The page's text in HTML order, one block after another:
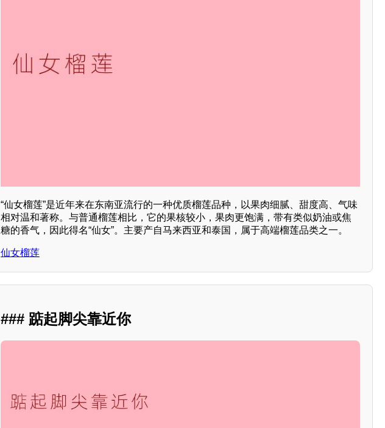
“仙女榴莲”是近年来在东南亚流行的一种优质榴莲品种，以果肉细腻、甜度高、气味
相对温和著称。与普通榴莲相比，它的果核较小，果肉更饱满，带有类似奶油或焦
糖的香气，因此得名“仙女”。主要产自马来西亚和泰国，属于高端榴莲品类之一。
仙女榴莲
### 踮起脚尖靠近你